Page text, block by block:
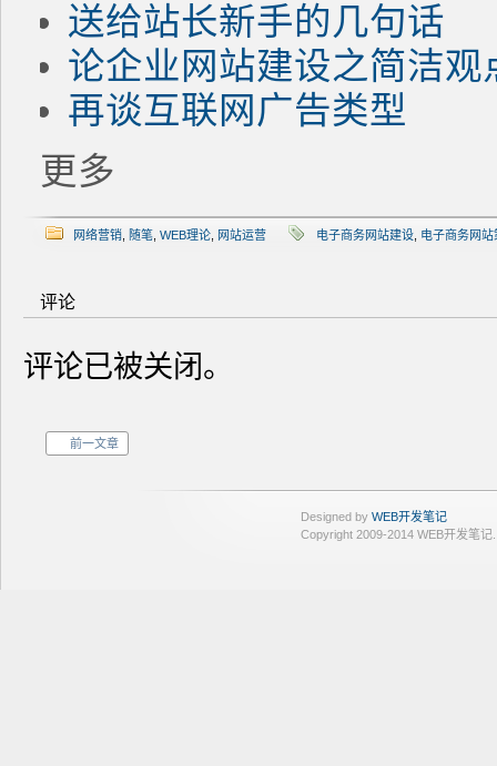
送给站长新手的几句话
论企业网站建设之简洁观
再谈互联网广告类型
更多
网络营销 随笔 WEB理论 网站运营 电子商务网站建设 电子商务网站
评论
评论已被关闭。
前一文章
Designed by WEB开发笔记
Copyright 2009-2014 WEB开发笔